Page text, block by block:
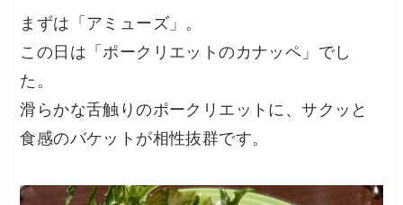
まずは「アミューズ」。
この日は「ポークリエットのカナッペ」でし
た。
滑らかな舌触りのポークリエットに、サクッと
食感のバケットが相性抜群です。